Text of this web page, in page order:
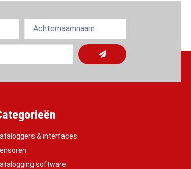
& interfaces
software